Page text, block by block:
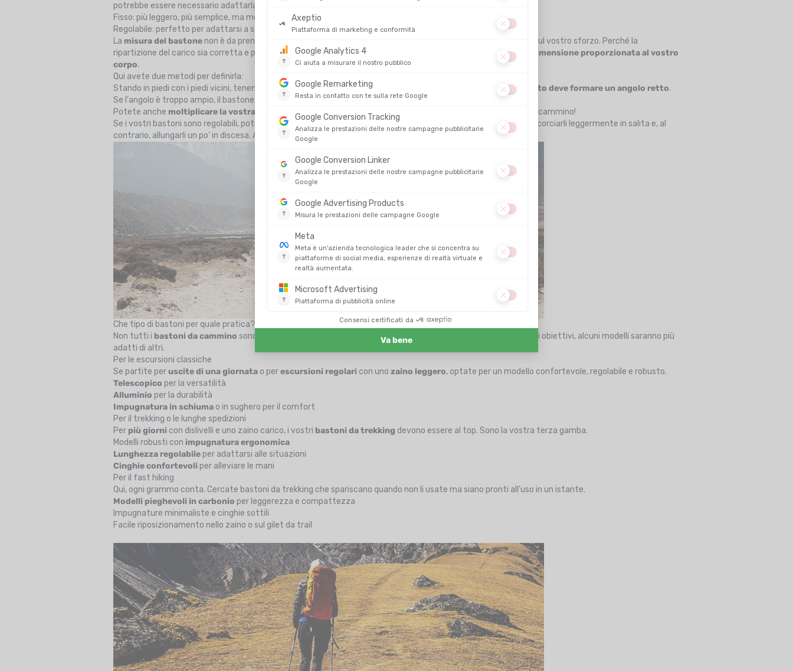
potrebbe essere necessario adattarla.
Fisso: più leggero, più semplice, ma meno adatto a terreni vari
Regolabile: perfetto per adattarsi a salite, discese o al trasporto di uno zaino pesante
La misura del bastone non è da prendere alla leggera: una misura sbagliata avrà un effetto controproducente sul vostro sforzo. Perché la
ripartizione del carico sia corretta e per sfruttare appieno l'efficacia dei bastoni, questi devono rispettare una
dimensione proporzionata al vostro
corpo.
Qui avete due metodi per definirla:
Stando in piedi con i piedi vicini, tenendo l'impugnatura del bastone nella mano e la punta a terra,
il vostro gomito deve formare un angolo retto.
Se l'angolo è troppo ampio, il bastone è troppo corto; se è troppo chiuso, il bastone è troppo lungo.
Potete anche moltiplicare la vostra altezza in cm per 0,68
e otterrete la misura ideale per i vostri bastoni da cammino!
Se i vostri bastoni sono regolabili, potete adattarne la
regolazione in base alla pendenza
. È infatti possibile accorciarli leggermente in salita e, al
contrario, allungarli un po' in discesa. Ancora una volta, il vostro sentire è il miglior alleato!
Che tipo di bastoni per quale pratica?
Non tutti i bastoni da cammino sono fatti per le stesse avventure. A seconda della vostra disciplina e dei vostri obiettivi, alcuni modelli saranno più
adatti di altri.
Per le escursioni classiche
Se partite per uscite di una giornata o perescursioni regolari con uno zaino leggero, optate per un modello confortevole, regolabile e robusto.
Telescopico per la versatilità
Alluminio per la durabilità
Impugnatura in schiuma o in sughero per il comfort
Per il trekking o le lunghe spedizioni
Per più giorni con dislivelli e uno zaino carico, i vostri bastoni da trekking devono essere al top. Sono la vostra terza gamba.
Modelli robusti con impugnatura ergonomica
Lunghezza regolabile per adattarsi alle situazioni
Cinghie confortevoli per alleviare le mani
Per il fast hiking
Qui, ogni grammo conta. Cercate bastoni da trekking che spariscano quando non li usate ma siano pronti all'uso in un istante.
Modelli pieghevoli in carbonio per leggerezza e compattezza
Impugnature minimaliste e cinghie sottili
Facile riposizionamento nello zaino o sul gilet da trail